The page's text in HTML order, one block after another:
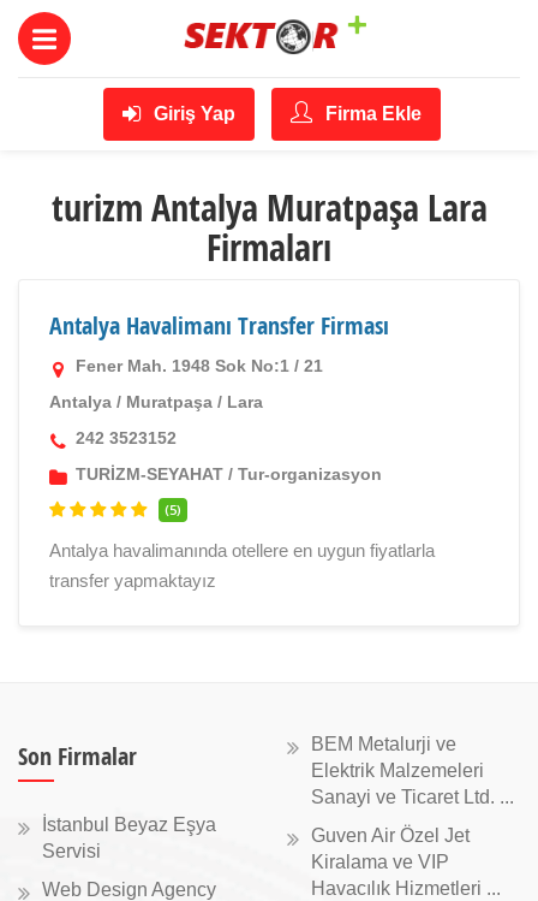
Giriş Yap Firma Ekle
turizm Antalya Muratpaşa Lara
Firmaları
Antalya Havalimanı Transfer Firması
Fener Mah. 1948 Sok No:1 / 21
Antalya / Muratpaşa / Lara
242 3523152
TURİZM-SEYAHAT / Tur-organizasyon
(5)
Antalya havalimanında otellere en uygun fiyatlarla
transfer yapmaktayız
Son Firmalar
İstanbul Beyaz Eşya
Servisi
Web Design Agency
BEM Metalurji ve
Elektrik Malzemeleri
Sanayi ve Ticaret Ltd. ...
Guven Air Özel Jet
Kiralama ve VIP
Havacılık Hizmetleri ...